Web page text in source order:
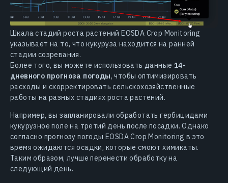
Шкала стадий роста растений EOSDA Crop Monitoring
указывает на то, что кукуруза находится на ранней
стадии созревания.
Более того, вы можете использовать данные 14-
дневного прогноза погоды, чтобы оптимизировать
расходы и скорректировать сельскохозяйственные
работы на разных стадиях роста растений.
Например, вы запланировали обработать гербицидами
кукурузное поле на третий день после посадки. Однако
согласно прогнозу погоды EOSDA Crop Monitoring в это
время ожидаются осадки, которые смоют химикаты.
Таким образом, лучше перенести обработку на
следующий день.